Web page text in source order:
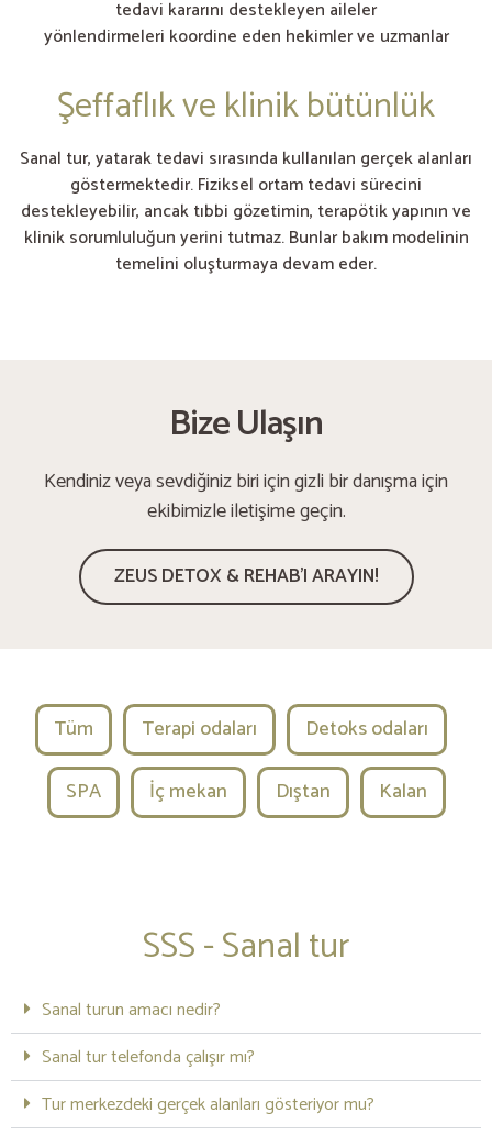
tedavi kararını destekleyen aileler
yönlendirmeleri koordine eden hekimler ve uzmanlar
Şeffaflık ve klinik bütünlük
Sanal tur, yatarak tedavi sırasında kullanılan gerçek alanları
göstermektedir. Fiziksel ortam tedavi sürecini
destekleyebilir, ancak tıbbi gözetimin, terapötik yapının ve
klinik sorumluluğun yerini tutmaz. Bunlar bakım modelinin
temelini oluşturmaya devam eder.
Bize Ulaşın
Kendiniz veya sevdiğiniz biri için gizli bir danışma için
ekibimizle iletişime geçin.
ZEUS DETOX & REHAB'I ARAYIN!
Tüm Terapi odaları
Detoks odaları
SPA
İç mekan Dıştan Kalan
SSS - Sanal tur
Sanal turun amacı nedir?
Sanal tur telefonda çalışır mı?
Tur merkezdeki gerçek alanları gösteriyor mu?